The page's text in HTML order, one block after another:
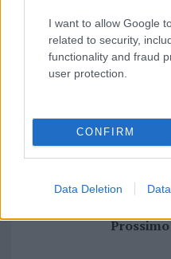
I want to allow Google
related to security,
functionality and fraud
user protection.
CONFIRM
Data Deletion
Ricevi
da
Condividi l'articolo
F
a
ce
b
T
w
it
te
Pi
n
te
re
h
s